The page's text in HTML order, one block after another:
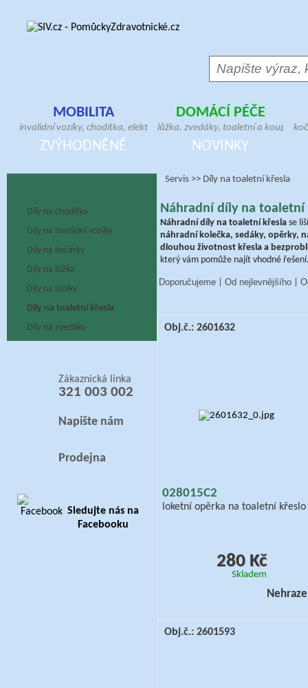
MOBILITA
invalidní vozíky, chodítka, elektrické skútry,
antidekubitní sedáky, hole, berle, bandáže,
ortézy, doplňky pro vozíčkáře
DOMÁCÍ PÉČE
lůžka, zvedáky, toaletní a
pomůcky, geriatrická křesla, madla,
antidekubitní matrace, pomůcky
ZVÝHODNĚNÉ NOVINKY
Díly na chodítka
Díly na invalidní vozíky
Díly na kočárky
Díly na lůžka
Díly na stolky
Díly na toaletní křesla
Díly na zvedáky
Zákaznická linka
321 003 002
Napište nám
Prodejna
Sledujte nás na
Facebooku
Servis >> Díly na toaletní křesla
Náhradní díly na toaletní
Náhradní díly na toaletní křesla se
náhradní kolečka, sedáky, opěrky,
dlouhou životnost křesla a
který vám pomůže najít vhodné
Doporučujeme Od nejlevnějšího
Obj.č.: 2601632
028015C2
loketní opěrka na toaletní křeslo
280 Kč
Skladem
Obj.č.: 2601593